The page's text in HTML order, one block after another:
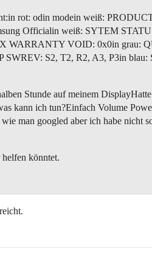
rot: odin modein weiß:
Officialin weiß: SYTEM
WARRANTY VOID: 0x0in grau:
SWREV: S2, T2, R2, A3, P3in
Stunde auf meinem
kann ich tun?Einfach Volume
man googled aber ich habe nicht
könntet.